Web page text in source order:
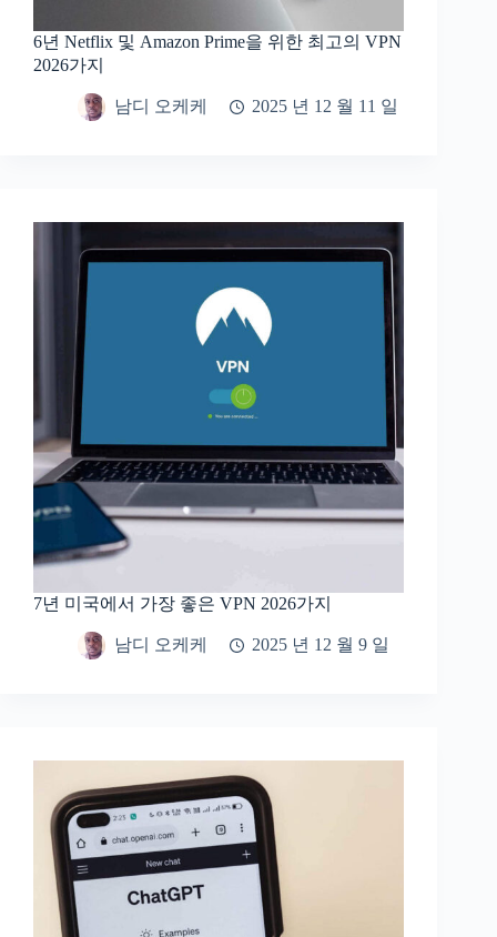
6년 Netflix 및 Amazon Prime을 위한 최고의 VPN
2026가지
남디 오케케 2025 년 12 월 11 일
7년 미국에서 가장 좋은 VPN 2026가지
남디 오케케 2025 년 12 월 9 일